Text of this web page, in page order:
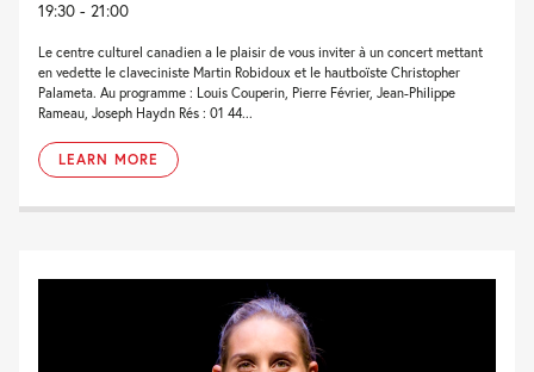
19:30 - 21:00
Le centre culturel canadien a le plaisir de vous inviter à un concert mettant
en vedette le claveciniste Martin Robidoux et le hautboïste Christopher
Palameta. Au programme : Louis Couperin, Pierre Février, Jean-Philippe
Rameau, Joseph Haydn Rés : 01 44...
LEARN MORE